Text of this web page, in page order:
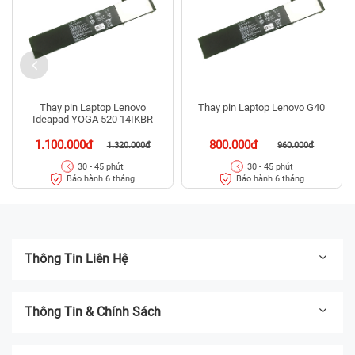
Thay pin Laptop Lenovo
Ideapad YOGA 520 14IKBR
1.100.000đ 1.320.000đ
30 - 45 phút
Bảo hành 6 tháng
Thay pin Laptop Lenovo G40
800.000đ 960.000đ
30 - 45 phút
Bảo hành 6 tháng
Thông Tin Liên Hệ
Thông Tin & Chính Sách